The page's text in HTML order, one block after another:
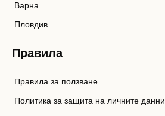
Варна
Пловдив
Правила
Правила за ползване
Политика за защита на личните данни